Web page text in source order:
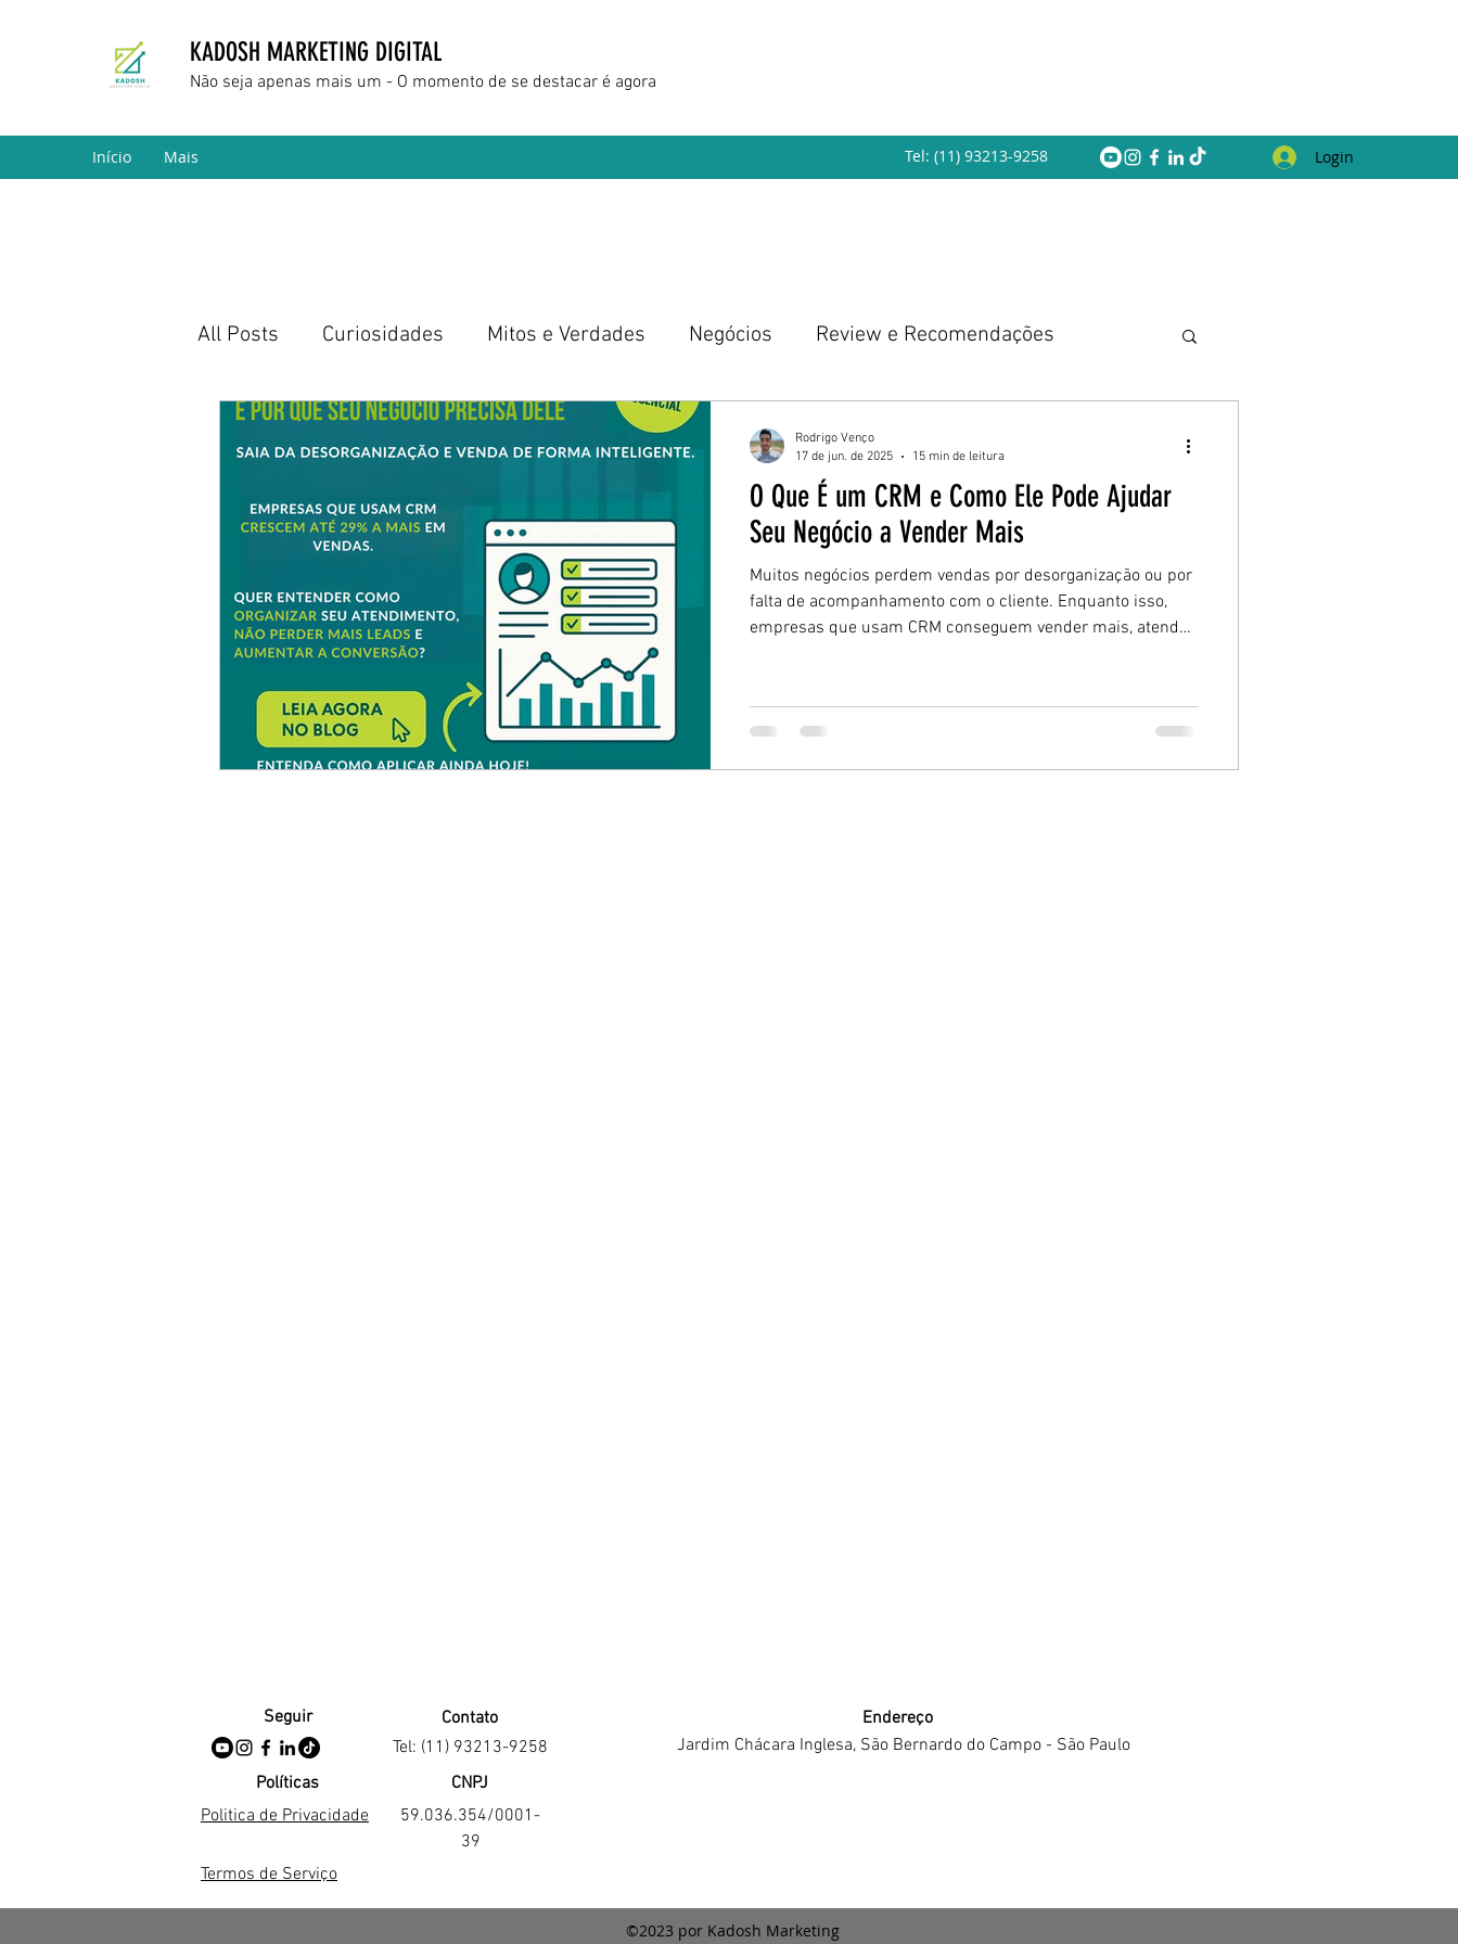
KADOSH MARKETING DIGITAL
Não seja apenas mais um - O momento de se destacar é agora
Início Mais Tel: (11) 93213-9258 Login
All Posts Curiosidades Mitos e Verdades Negócios Review e Recomendações
Marketing Digital Empreendedorismo
O Que É um CRM e Como Ele Pode Ajudar
Seu Negócio a Vender Mais
Muitos negócios perdem vendas por desorganização ou por
falta de acompanhamento com o cliente. Enquanto isso,
empresas que usam CRM conseguem vender mais, atender
entender o que é um CRM, como ele funciona e por que ele
pode transformar sua rotina comercial mesmo que você
Rodrigo Venço
17 de jun. de 2025
15 min de leitura
Seguir
Políticas
Politica de Privacidade
Contato
Tel: (11) 93213-9258
CNPJ
59.036.354/0001-
39
Endereço
Jardim Chácara Inglesa, São Bernardo do Campo - São Paulo
Termos de Serviço
©2023 por Kadosh Marketing